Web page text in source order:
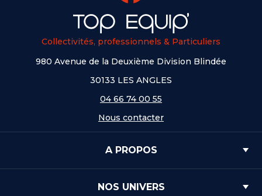
Collectivités, professionnels & Particuliers
980 Avenue de la Deuxième Division Blindée
30133 LES ANGLES
04 66 74 00 55
Nous contacter
A PROPOS
NOS UNIVERS